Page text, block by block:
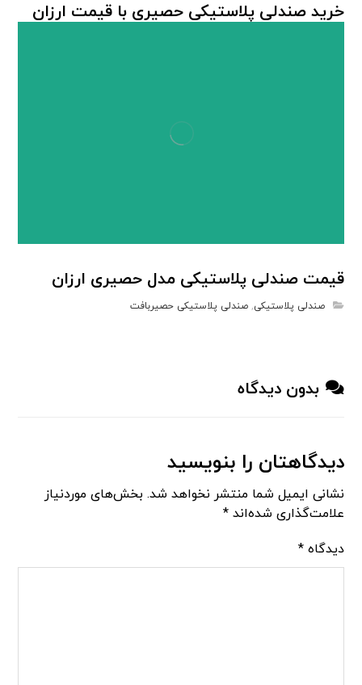
خرید صندلی پلاستیکی حصیری با قیمت ارزان
قیمت صندلی پلاستیکی مدل حصیری ارزان
صندلی پلاستیکی,صندلی پلاستیکی حصیربافت
بدون دیدگاه
دیدگاهتان را بنویسید
نشانی ایمیل شما منتشر نخواهد شد. بخش‌های موردنیاز
علامت‌گذاری شده‌اند*
دیدگاه*